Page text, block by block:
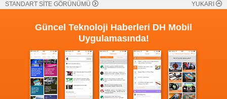
STANDART SİTE GÖRÜNÜMÜ YUKARI
Güncel Teknoloji Haberleri DH Mobil
Uygulamasında!